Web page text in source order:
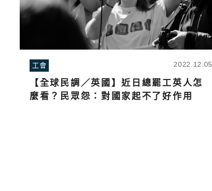
工會 2022.12.05
【全球民調／英國】近日總罷工英人怎
麼看？民眾怨：對國家起不了好作用